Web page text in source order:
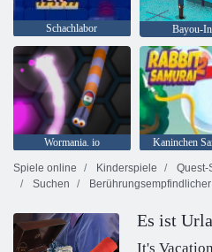
Schachlabor Bayou-
Wormania. io Kaninchen
Spiele online
Kinderspiele Quest-
Suchen
Es ist
It's